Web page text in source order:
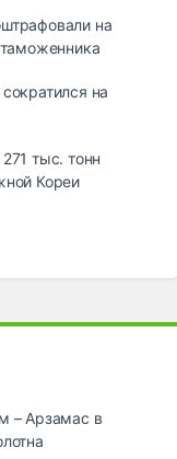
на
на
тыс. тонн
Кореи
– Арзамас в